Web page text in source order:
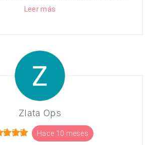
Leer más
Zlata Ops
Hace 10 meses